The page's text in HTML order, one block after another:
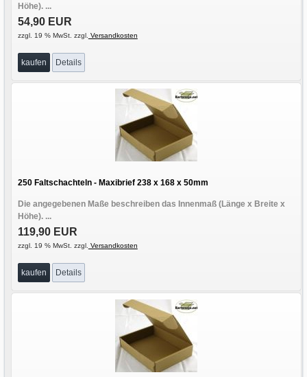
Höhe). ...
54,90 EUR
zzgl. 19 % MwSt. zzgl. Versandkosten
kaufen Details
250 Faltschachteln - Maxibrief 238 x 168 x 50mm
Die angegebenen Maße beschreiben das Innenmaß (Länge x Breite x
Höhe). ...
119,90 EUR
zzgl. 19 % MwSt. zzgl. Versandkosten
kaufen Details